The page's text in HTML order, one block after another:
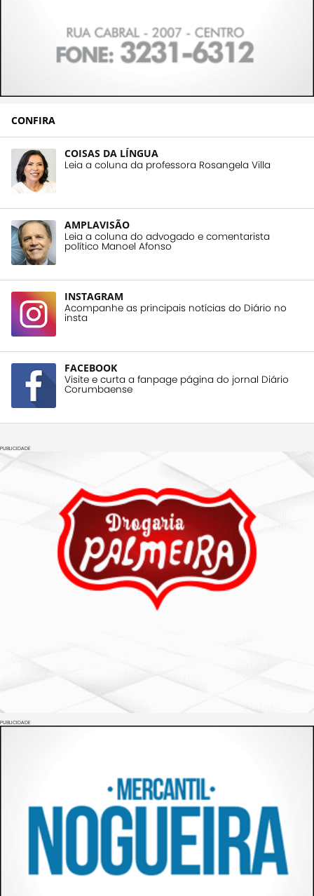
CONFIRA
COISAS DA LÍNGUA
Leia a coluna da professora Rosangela Villa
AMPLAVISÃO
Leia a coluna do advogado e comentarista
político Manoel Afonso
INSTAGRAM
Acompanhe as principais notícias do Diário no
insta
FACEBOOK
Visite e curta a fanpage página do jornal Diário
Corumbaense
PUBLICIDADE
PUBLICIDADE